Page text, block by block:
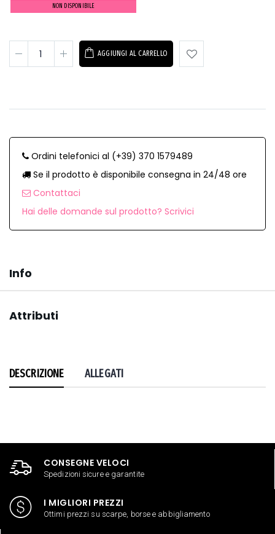
NON DISPONIBILE
AGGIUNGI AL CARRELLO
Ordini telefonici al (+39) 370 1579489
Se il prodotto è disponibile consegna in 24/48 ore
Contattaci
Hai delle domande sul prodotto? Scrivici
Info
Attributi
DESCRIZIONE ALLEGATI
CONSEGNE VELOCI
Spedizioni sicure e garantite
I MIGLIORI PREZZI
Ottimi prezzi su scarpe, borse e abbigliamento